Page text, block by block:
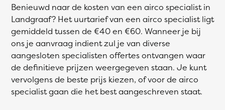
Benieuwd naar de kosten van een airco specialist in
Landgraaf? Het uurtarief van een airco specialist ligt
gemiddeld tussen de €40 en €60. Wanneer je bij
ons je aanvraag indient zul je van diverse
aangesloten specialisten offertes ontvangen waar
de definitieve prijzen weergegeven staan. Je kunt
vervolgens de beste prijs kiezen, of voor de airco
specialist gaan die het best aangeschreven staat.